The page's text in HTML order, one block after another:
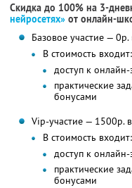
Скидка до 100% на 3-
нейросетях» от онлайн-
Базовое участие —
В стоимость входит:
доступ к
практические
бонусами
Vip-участие — 1500р.
В стоимость входит:
доступ к
практические
бонусами